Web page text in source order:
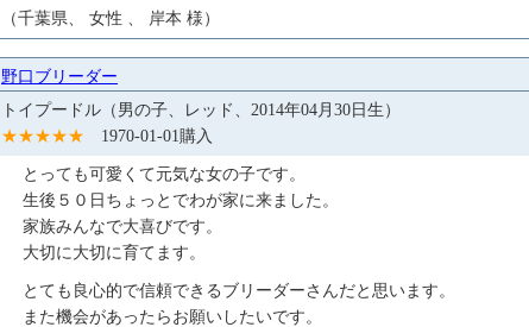
（千葉県、 女性 、 岸本 様）
野口ブリーダー
トイプードル（男の子、レッド、2014年04月30日生）
★★★★★ 1970-01-01購入
とっても可愛くて元気な女の子です。
生後５０日ちょっとでわが家に来ました。
家族みんなで大喜びです。
大切に大切に育てます。
とても良心的で信頼できるブリーダーさんだと思います。
また機会があったらお願いしたいです。